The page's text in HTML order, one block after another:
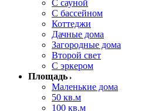
С сауной
С бассейном
Коттеджи
Дачные дома
Загородные дома
Второй свет
С эркером
Площадь
Маленькие дома
50 кв.м
100 кв.м